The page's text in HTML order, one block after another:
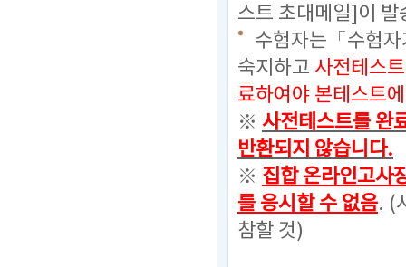
스트 초대메일]이 발
수험자는「수험
숙지하고 사전테스
료하여야 본테스트
※ 사전테스트를 완
반환되지 않습니다.
※ 집합 온라인고사
를 응시할 수 없음. (
참할 것)